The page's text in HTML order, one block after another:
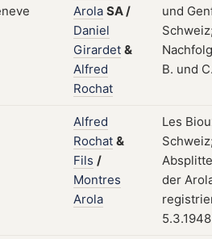
Arola SA/
Daniel
Girardet &
Alfred
Rochat
und
B. und
Alfred
Rochat &
Fils /
Montres
Arola
Les
der
5.3.1948